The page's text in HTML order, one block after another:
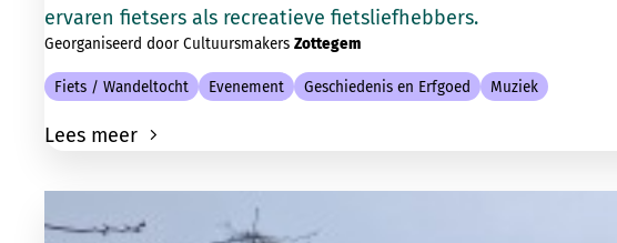
ervaren fietsers als recreatieve fietsliefhebbers.
Georganiseerd door Cultuursmakers Zottegem
Fiets / Wandeltocht Evenement Geschiedenis en Erfgoed Muziek
Lees meer